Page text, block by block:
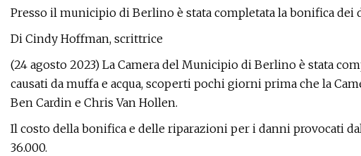
Presso il municipio di Berlino è stata completata la bonifica dei
Di Cindy Hoffman, scrittrice
(24 agosto 2023) La Camera del Municipio di Berlino è stata
causati da muffa e acqua, scoperti pochi giorni prima che la
Ben Cardin e Chris Van Hollen.
Il costo della bonifica e delle riparazioni per i danni provocati
36.000.